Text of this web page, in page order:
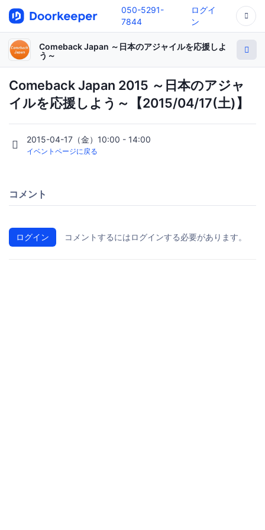
050-5291-
7844
ログイ
ン
Comeback Japan ～日本のアジャイルを応援しよ
う～
Comeback Japan 2015 ～日本のアジャ
イルを応援しよう～【2015/04/17(土)】
2015-04-17（金）10:00 - 14:00
イベントページに戻る
コメント
ログイン コメントするにはログインする必要があります。